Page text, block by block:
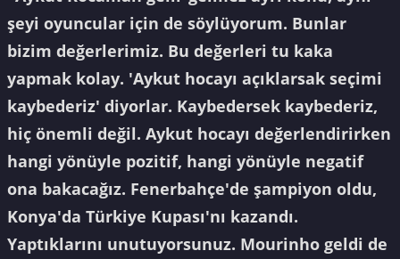
şeyi oyuncular için de söylüyorum. Bunlar
bizim değerlerimiz. Bu değerleri tu kaka
yapmak kolay. 'Aykut hocayı açıklarsak seçimi
kaybederiz' diyorlar. Kaybedersek kaybederiz,
hiç önemli değil. Aykut hocayı değerlendirirken
hangi yönüyle pozitif, hangi yönüyle negatif
ona bakacağız. Fenerbahçe'de şampiyon oldu,
Konya'da Türkiye Kupası'nı kazandı.
Yaptıklarını unutuyorsunuz. Mourinho geldi de